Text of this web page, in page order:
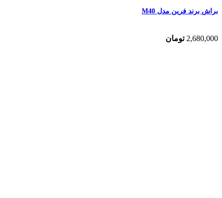
براش برند فرین مدل M40
2,680,000 تومان